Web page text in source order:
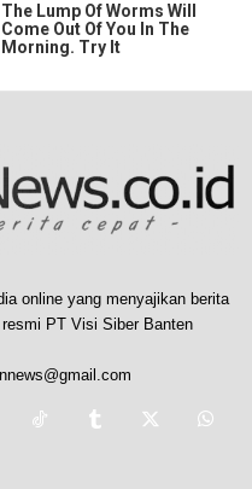
The Lump Of Worms Will
Come Out Of You In The
Morning. Try It
online yang menyajikan berita
PT Visi Siber Banten